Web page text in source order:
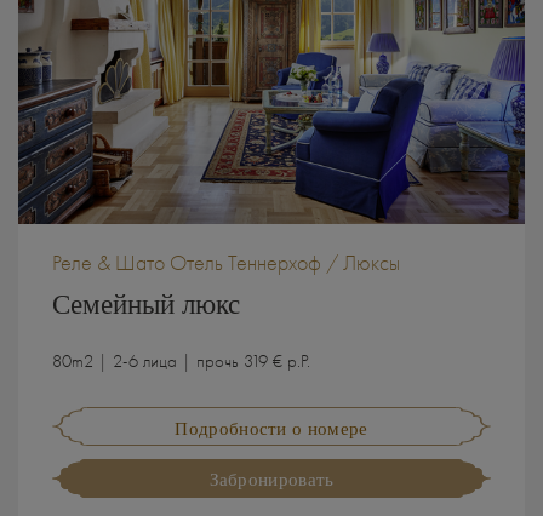
Реле & Шато Отель Теннерхоф / Люксы
Семейный люкс
80m2 | 2-6 лица | прочь 319 € p.P.
Подробности о номере
Забронировать